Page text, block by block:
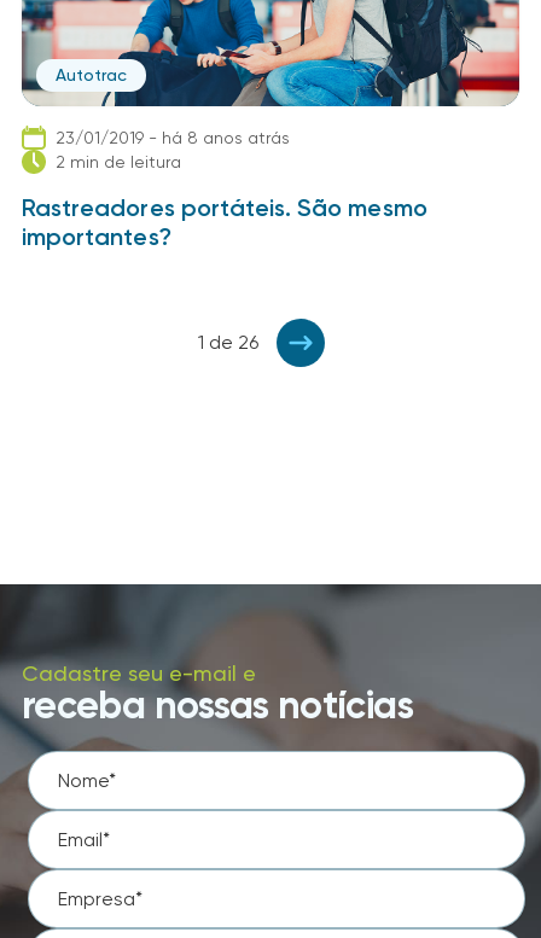
Autotrac
23/01/2019 - há 8 anos atrás
2 min de leitura
Rastreadores portáteis. São mesmo
importantes?
1 de 26
Cadastre seu e-mail e
receba nossas notícias